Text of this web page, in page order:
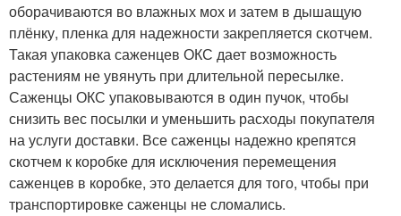
оборачиваются во влажных мох и затем в дышащую
плёнку, пленка для надежности закрепляется скотчем.
Такая упаковка саженцев ОКС дает возможность
растениям не увянуть при длительной пересылке.
Саженцы ОКС упаковываются в один пучок, чтобы
снизить вес посылки и уменьшить расходы покупателя
на услуги доставки. Все саженцы надежно крепятся
скотчем к коробке для исключения перемещения
саженцев в коробке, это делается для того, чтобы при
транспортировке саженцы не сломались.